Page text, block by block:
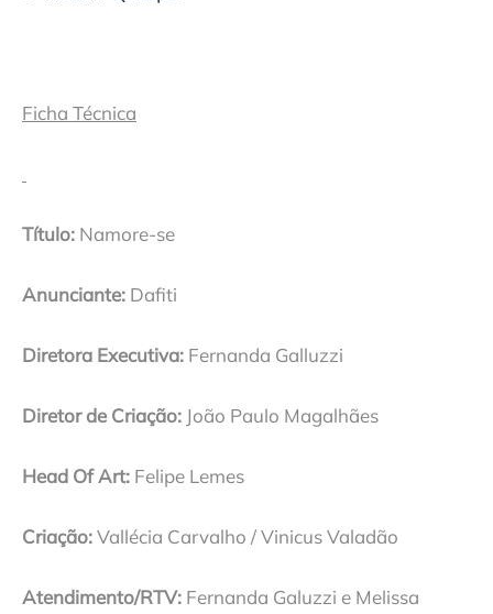
Ficha Técnica
Título: Namore-se
Anunciante: Dafiti
Diretora Executiva: Fernanda Galluzzi
Diretor de Criação: João Paulo Magalhães
Head Of Art: Felipe Lemes
Criação:Vallécia Carvalho / Vinicus Valadão
Atendimento/RTV: Fernanda Galuzzi e Melissa